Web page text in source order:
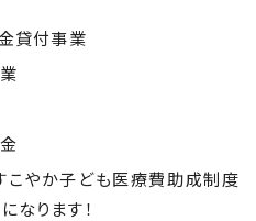
貸付事業
やか子ども医療費助成制度
なります！